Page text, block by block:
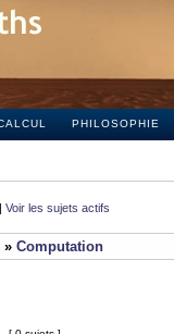
PHILOSOPHIE
| Voir les sujets actifs
» Computation